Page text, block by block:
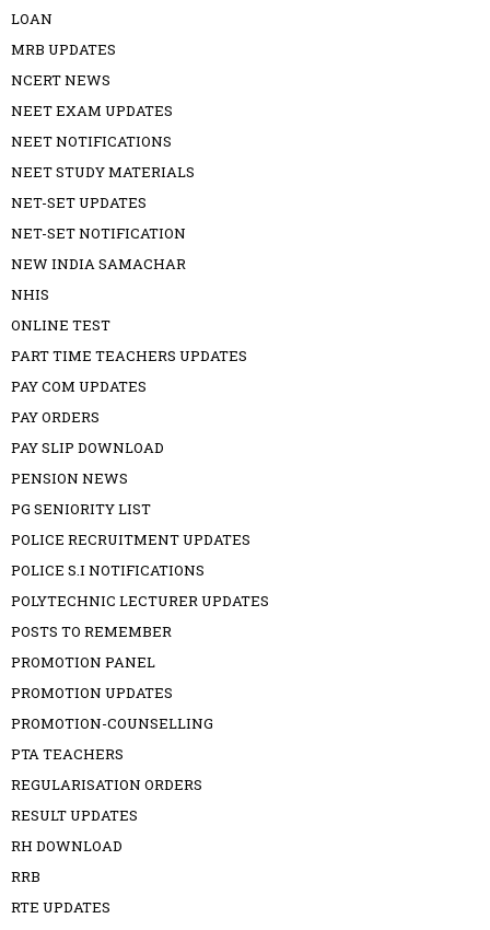
LOAN
MRB UPDATES
NCERT NEWS
NEET EXAM UPDATES
NEET NOTIFICATIONS
NEET STUDY MATERIALS
NET-SET UPDATES
NET-SET NOTIFICATION
NEW INDIA SAMACHAR
NHIS
ONLINE TEST
PART TIME TEACHERS UPDATES
PAY COM UPDATES
PAY ORDERS
PAY SLIP DOWNLOAD
PENSION NEWS
PG SENIORITY LIST
POLICE RECRUITMENT UPDATES
POLICE S.I NOTIFICATIONS
POLYTECHNIC LECTURER UPDATES
POSTS TO REMEMBER
PROMOTION PANEL
PROMOTION UPDATES
PROMOTION-COUNSELLING
PTA TEACHERS
REGULARISATION ORDERS
RESULT UPDATES
RH DOWNLOAD
RRB
RTE UPDATES